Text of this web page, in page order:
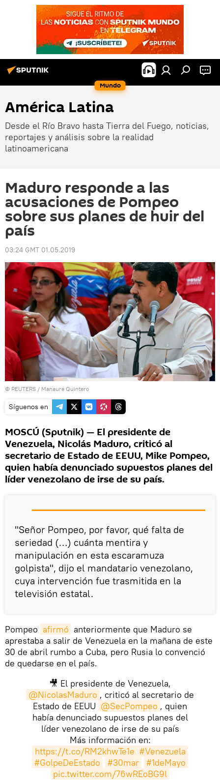
Mundo
América Latina
Desde el Río Bravo hasta Tierra del Fuego, noticias,
reportajes y análisis sobre la realidad
latinoamericana
Maduro responde a las
acusaciones de Pompeo
sobre sus planes de huir del
país
03:24 GMT 01.05.2019
© REUTERS / Manaure Quintero
Síguenos en
MOSCÚ (Sputnik) — El presidente de
Venezuela, Nicolás Maduro, criticó al
secretario de Estado de EEUU, Mike Pompeo,
quien había denunciado supuestos planes del
líder venezolano de irse de su país.
"Señor Pompeo, por favor, qué falta de
seriedad (…) cuánta mentira y
manipulación en esta escaramuza
golpista", dijo el mandatario venezolano,
cuya intervención fue trasmitida en la
televisión estatal.
Pompeo afirmó anteriormente que Maduro se
aprestaba a salir de Venezuela en la mañana de este
30 de abril rumbo a Cuba, pero Rusia lo convenció
de quedarse en el país.
🎥 El presidente de Venezuela,
@NicolasMaduro , criticó al secretario de
Estado de EEUU @SecPompeo , quien
había denunciado supuestos planes del
líder venezolano de irse de su país
Más información en:
https://t.co/RM2khwTe1e #Venezuela
#GolpeDeEstado
#30mar
#1deMayo
pic.twitter.com/76wREoBG9l